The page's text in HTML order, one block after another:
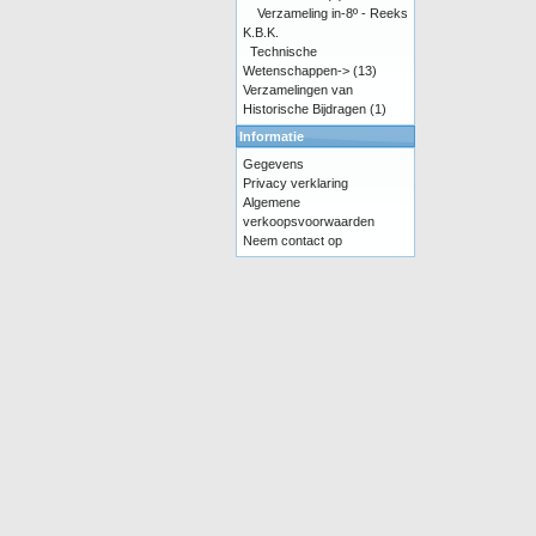
Verzameling in-8º - Reeks
K.B.K.
Technische
Wetenschappen-> (13)
Verzamelingen van
Historische Bijdragen (1)
Informatie
Gegevens
Privacy verklaring
Algemene
verkoopsvoorwaarden
Neem contact op